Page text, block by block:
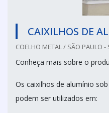
CAIXILHOS DE
COELHO METAL / SÃO PAULO -
Conheça mais sobre o
Os caixilhos de alumínio
podem ser utilizados em: